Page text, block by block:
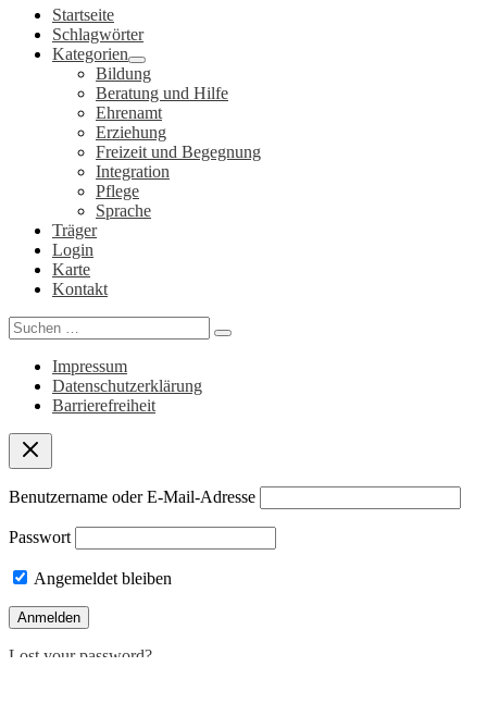
Startseite
Schlagwörter
Kategorien
Bildung
Beratung und Hilfe
Ehrenamt
Erziehung
Freizeit und Begegnung
Integration
Pflege
Sprache
Träger
Login
Karte
Kontakt
Search
for:
Impressum
Datenschutzerklärung
Barrierefreiheit
Benutzername oder E-Mail-Adresse
Passwort
Angemeldet bleiben
Lost your password?